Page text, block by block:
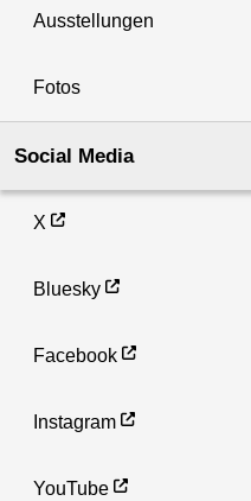
Ausstellungen
Fotos
Social Media
X
Bluesky
Facebook
Instagram
YouTube